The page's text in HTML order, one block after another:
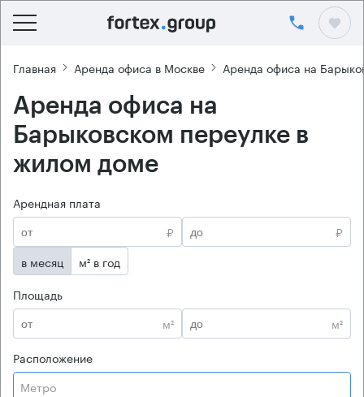
Главная Аренда офиса в Москве Аренда офиса на
Аренда офиса на
Барыковском переулке в
жилом доме
Арендная плата
₽
₽
в месяц
м² в год
Площадь
м²
м²
Расположение
Метро